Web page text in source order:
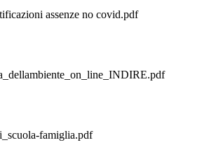
assenze no covid.pdf
famiglia.pdf